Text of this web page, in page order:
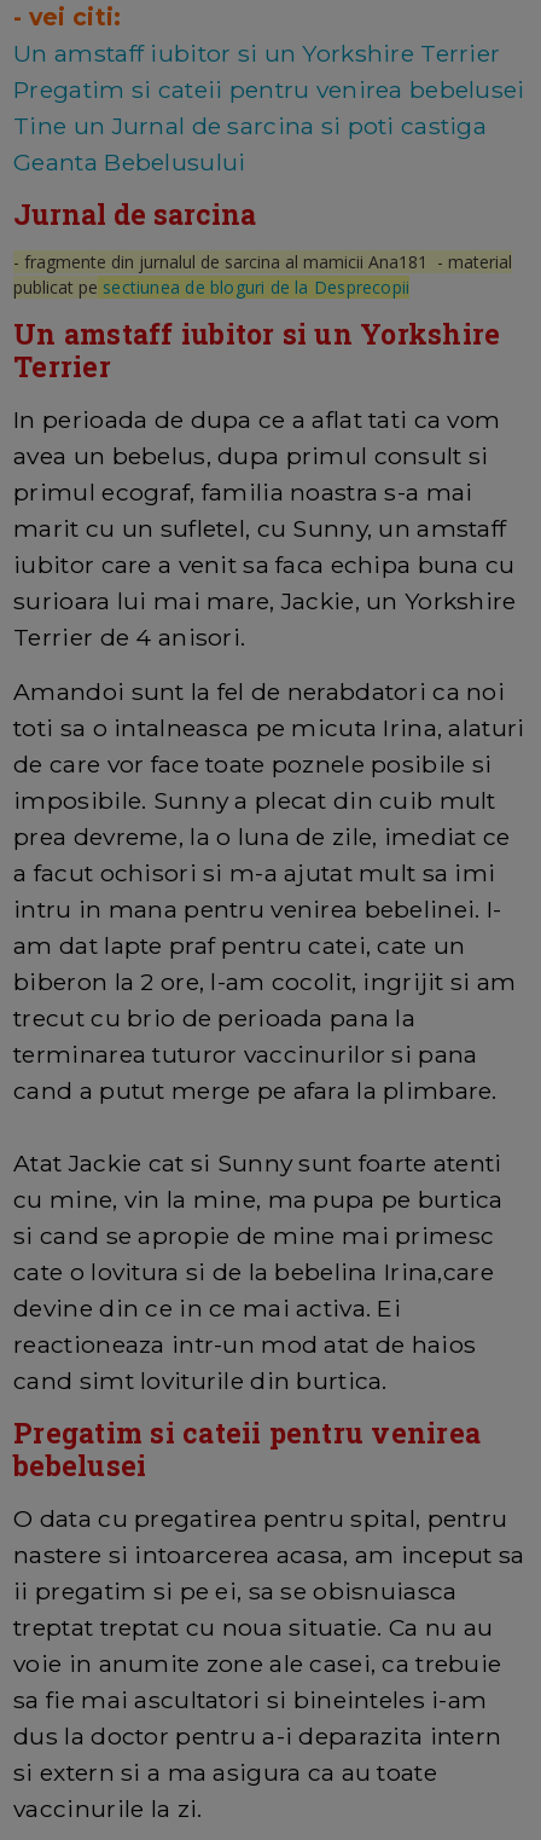
- vei citi:
Un amstaff iubitor si un Yorkshire Terrier
Pregatim si cateii pentru venirea bebelusei
Tine un Jurnal de sarcina si poti castiga
Geanta Bebelusului
Jurnal de sarcina
- fragmente din jurnalul de sarcina al mamicii Ana181 - material
publicat pe sectiunea de bloguri de la Desprecopii
Un amstaff iubitor si un Yorkshire
Terrier
In perioada de dupa ce a aflat tati ca vom
avea un bebelus, dupa primul consult si
primul ecograf, familia noastra s-a mai
marit cu un sufletel, cu Sunny, un amstaff
iubitor care a venit sa faca echipa buna cu
surioara lui mai mare, Jackie, un Yorkshire
Terrier de 4 anisori.
Amandoi sunt la fel de nerabdatori ca noi
toti sa o intalneasca pe micuta Irina, alaturi
de care vor face toate poznele posibile si
imposibile. Sunny a plecat din cuib mult
prea devreme, la o luna de zile, imediat ce
a facut ochisori si m-a ajutat mult sa imi
intru in mana pentru venirea bebelinei. I-
am dat lapte praf pentru catei, cate un
biberon la 2 ore, l-am cocolit, ingrijit si am
trecut cu brio de perioada pana la
terminarea tuturor vaccinurilor si pana
cand a putut merge pe afara la plimbare.
Atat Jackie cat si Sunny sunt foarte atenti
cu mine, vin la mine, ma pupa pe burtica
si cand se apropie de mine mai primesc
cate o lovitura si de la bebelina Irina,care
devine din ce in ce mai activa. Ei
reactioneaza intr-un mod atat de haios
cand simt loviturile din burtica.
Pregatim si cateii pentru venirea
bebelusei
O data cu pregatirea pentru spital, pentru
nastere si intoarcerea acasa, am inceput sa
ii pregatim si pe ei, sa se obisnuiasca
treptat treptat cu noua situatie. Ca nu au
voie in anumite zone ale casei, ca trebuie
sa fie mai ascultatori si bineinteles i-am
dus la doctor pentru a-i deparazita intern
si extern si a ma asigura ca au toate
vaccinurile la zi.